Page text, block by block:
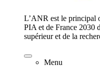
L’ANR est le principal
PIA et de France 2030
supérieur et de la
Menu